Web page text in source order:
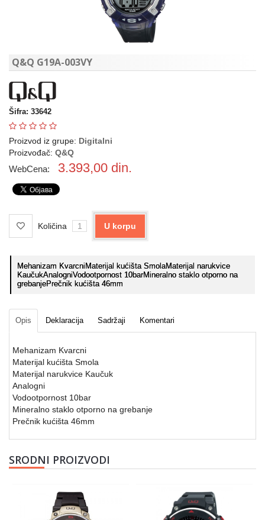
Q&Q G19A-003VY
Šifra: 33642
Proizvod iz grupe: Digitalni
Proizvođač: Q&Q
WebCena: 3.393,00 din.
Količina U korpu
Mehanizam KvarcniMaterijal kućišta SmolaMaterijal narukvice
KaučukAnalogniVodootpornost 10barMineralno staklo otporno na
grebanjePrečnik kućišta 46mm
Opis Deklaracija Sadržaji Komentari
Mehanizam Kvarcni
Materijal kućišta Smola
Materijal narukvice Kaučuk
Analogni
Vodootpornost 10bar
Mineralno staklo otporno na grebanje
Prečnik kućišta 46mm
SRODNI PROIZVODI